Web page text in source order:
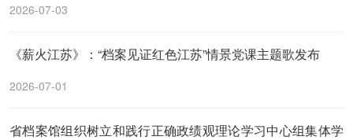
2026-07-03
《薪火江苏》：“档案见证红色江苏”情景党课主题歌发布
2026-07-01
省档案馆组织树立和践行正确政绩观理论学习中心组集体学